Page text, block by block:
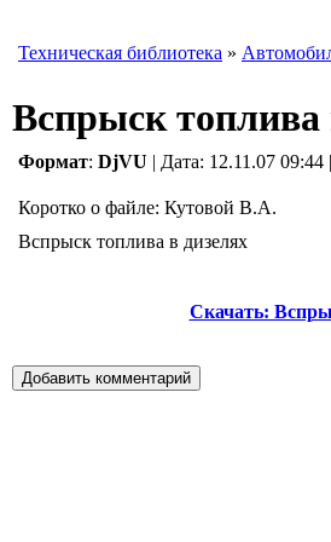
Техническая библиотека »
Вспрыск топлива
Формат: DjVU | Дата: 12.11.07 09:44 |
Коротко о файле: Кутовой В.А.
Вспрыск топлива в дизелях
Скачать: